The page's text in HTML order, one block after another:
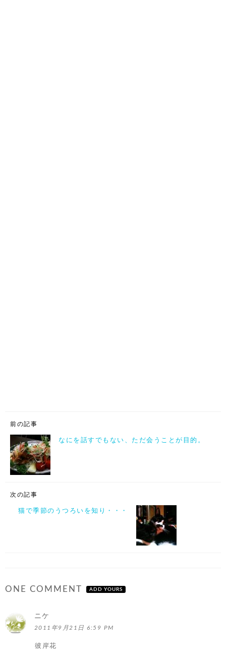
前の記事
なにを話すでもない、ただ会うことが目的。
次の記事
猫で季節のうつろいを知り・・・
ONE COMMENT ADD YOURS
ニケ
り:
2011年9月21日 6:59 PM
彼岸花